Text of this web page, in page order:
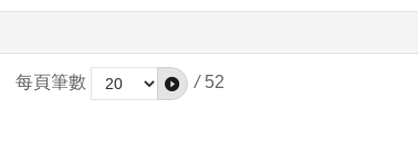
每頁筆數 / 52